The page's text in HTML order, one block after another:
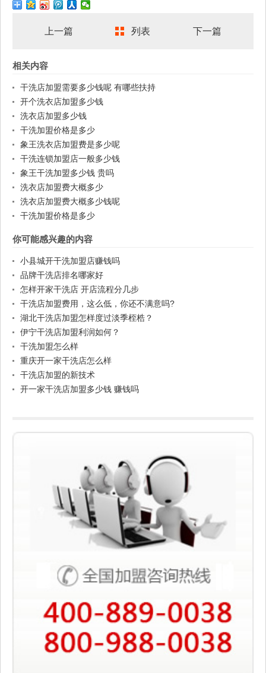
上一篇 列表 下一篇
相关内容
干洗店加盟需要多少钱呢 有哪些扶持
开个洗衣店加盟多少钱
洗衣店加盟多少钱
干洗加盟价格是多少
象王洗衣店加盟费是多少呢
干洗连锁加盟店一般多少钱
象王干洗加盟多少钱 贵吗
洗衣店加盟费大概多少
洗衣店加盟费大概多少钱呢
干洗加盟价格是多少
你可能感兴趣的内容
小县城开干洗加盟店赚钱吗
品牌干洗店排名哪家好
怎样开家干洗店 开店流程分几步
干洗店加盟费用，这么低，你还不满意吗?
湖北干洗店加盟怎样度过淡季桎梏？
伊宁干洗店加盟利润如何？
干洗加盟怎么样
重庆开一家干洗店怎么样
干洗店加盟的新技术
开一家干洗店加盟多少钱 赚钱吗